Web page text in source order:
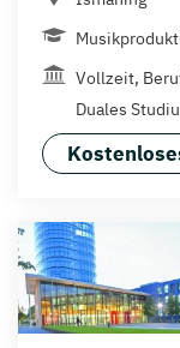
Vollzeit,
Duales